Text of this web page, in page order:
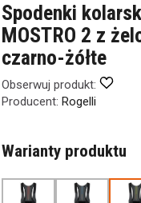
Spodenki
MOSTRO 2 z
czarno-żółte
Obserwuj produkt:
Producent: Rogelli
Warianty produktu